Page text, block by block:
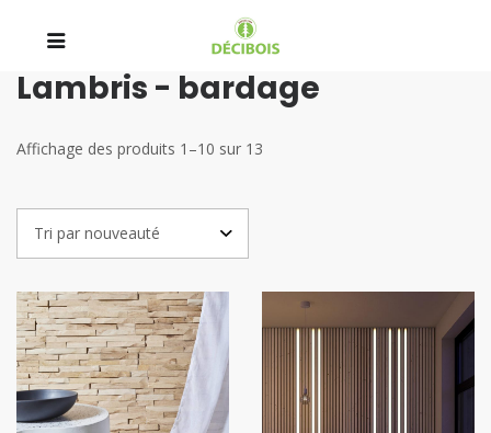
Lambris - bardage
Affichage des produits 1–10 sur 13